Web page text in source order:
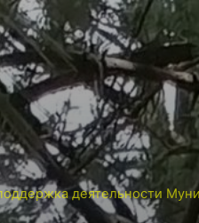
деятельности